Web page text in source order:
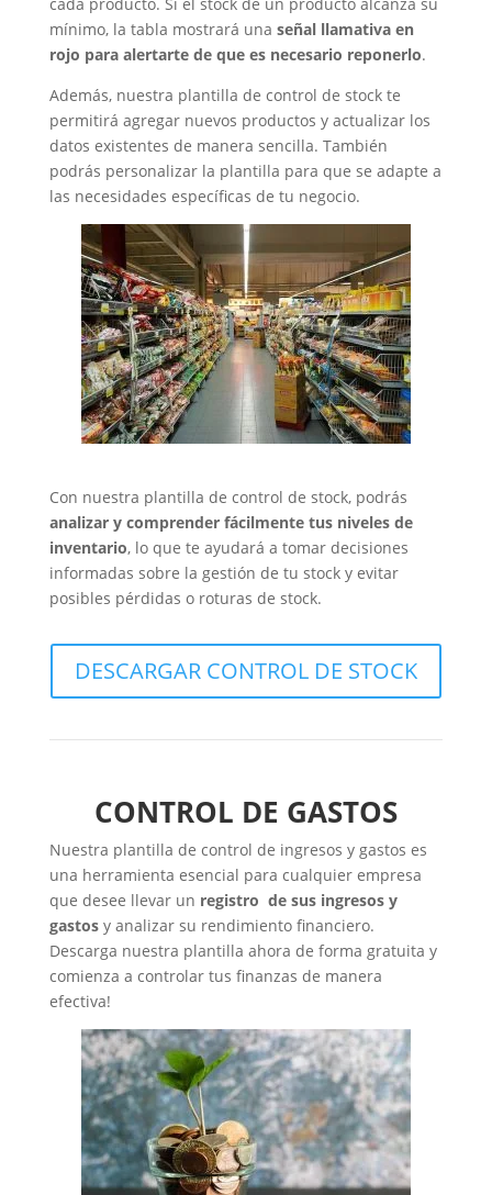
mínimo, la tabla mostrará una señal llamativa en
rojo para alertarte de que es necesario reponerlo.
Además, nuestra plantilla de control de stock te
permitirá agregar nuevos productos y actualizar los
datos existentes de manera sencilla. También
podrás personalizar la plantilla para que se adapte a
las necesidades específicas de tu negocio.
Con nuestra plantilla de control de stock, podrás
analizar y comprender fácilmente tus niveles de
inventario, lo que te ayudará a tomar decisiones
informadas sobre la gestión de tu stock y evitar
posibles pérdidas o roturas de stock.
DESCARGAR CONTROL DE STOCK
CONTROL DE GASTOS
Nuestra plantilla de control de ingresos y gastos es
una herramienta esencial para cualquier empresa
que desee llevar un registro de sus ingresos y
gastosy analizar su rendimiento financiero.
Descarga nuestra plantilla ahora de forma gratuita y
comienza a controlar tus finanzas de manera
efectiva!